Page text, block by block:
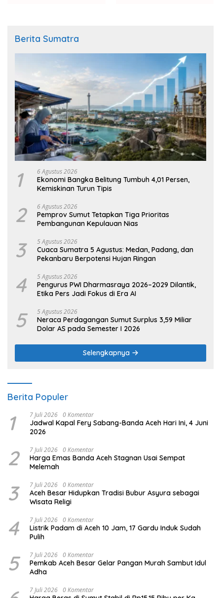
Berita Sumatra
1 6 Agustus 2026
Ekonomi Bangka Belitung Tumbuh 4,01 Persen,
Kemiskinan Turun Tipis
2 6 Agustus 2026
Pemprov Sumut Tetapkan Tiga Prioritas
Pembangunan Kepulauan Nias
3 5 Agustus 2026
Cuaca Sumatra 5 Agustus: Medan, Padang, dan
Pekanbaru Berpotensi Hujan Ringan
4 5 Agustus 2026
Pengurus PWI Dharmasraya 2026–2029 Dilantik,
Etika Pers Jadi Fokus di Era AI
5 5 Agustus 2026
Neraca Perdagangan Sumut Surplus 3,59 Miliar
Dolar AS pada Semester I 2026
Selengkapnya
Berita Populer
1 7 Juli 2026 0 Komentar
Jadwal Kapal Fery Sabang-Banda Aceh Hari Ini, 4 Juni
2026
2 7 Juli 2026 0 Komentar
Harga Emas Banda Aceh Stagnan Usai Sempat
Melemah
3 7 Juli 2026 0 Komentar
Aceh Besar Hidupkan Tradisi Bubur Asyura sebagai
Wisata Religi
4 7 Juli 2026 0 Komentar
Listrik Padam di Aceh 10 Jam, 17 Gardu Induk Sudah
Pulih
5 7 Juli 2026 0 Komentar
Pemkab Aceh Besar Gelar Pangan Murah Sambut Idul
Adha
7 Juli 2026 0 Komentar